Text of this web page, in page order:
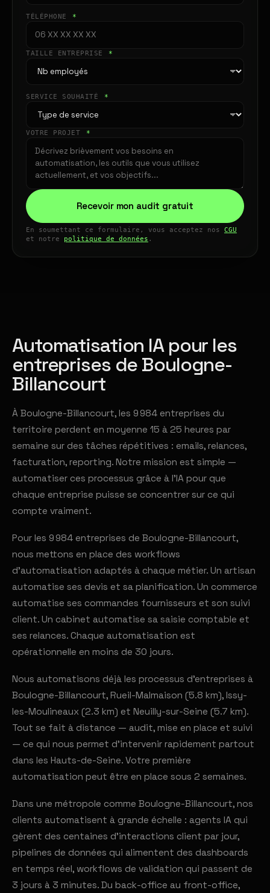
TÉLÉPHONE *
TAILLE ENTREPRISE *
SERVICE SOUHAITÉ *
VOTRE PROJET *
Recevoir mon audit gratuit
En soumettant ce formulaire, vous acceptez nos CGU
et notre politique de données .
Automatisation IA pour les
entreprises de Boulogne-
Billancourt
À Boulogne-Billancourt, les 9 984 entreprises du
territoire perdent en moyenne 15 à 25 heures par
semaine sur des tâches répétitives : emails, relances,
facturation, reporting. Notre mission est simple —
automatiser ces processus grâce à l'IA pour que
chaque entreprise puisse se concentrer sur ce qui
compte vraiment.
Pour les 9 984 entreprises de Boulogne-Billancourt,
nous mettons en place des workflows
d'automatisation adaptés à chaque métier. Un artisan
automatise ses devis et sa planification. Un commerce
automatise ses commandes fournisseurs et son suivi
client. Un cabinet automatise sa saisie comptable et
ses relances. Chaque automatisation est
opérationnelle en moins de 30 jours.
Nous automatisons déjà les processus d'entreprises à
Boulogne-Billancourt, Rueil-Malmaison (5.8 km), Issy-
les-Moulineaux (2.3 km) et Neuilly-sur-Seine (5.7 km).
Tout se fait à distance — audit, mise en place et suivi
— ce qui nous permet d'intervenir rapidement partout
dans les Hauts-de-Seine. Votre première
automatisation peut être en place sous 2 semaines.
Dans une métropole comme Boulogne-Billancourt, nos
clients automatisent à grande échelle : agents IA qui
gèrent des centaines d'interactions client par jour,
pipelines de données qui alimentent des dashboards
en temps réel, workflows de validation qui passent de
3 jours à 3 minutes. Du back-office au front-office,